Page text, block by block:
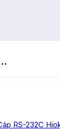
RS-232C